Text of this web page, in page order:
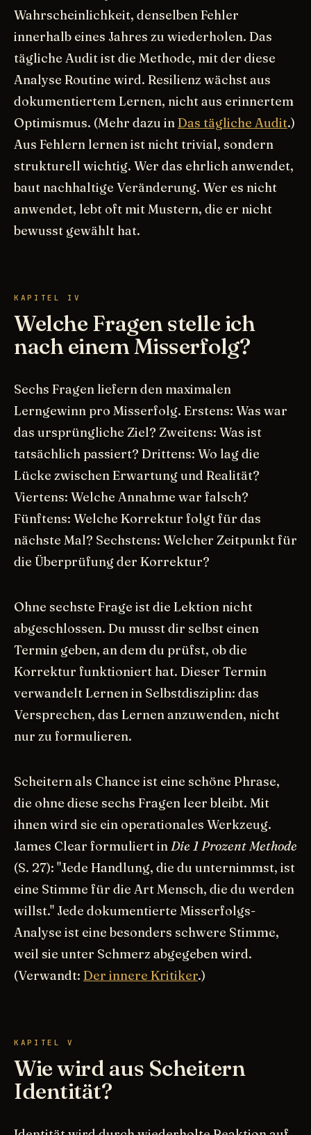
Wahrscheinlichkeit, denselben Fehler
innerhalb eines Jahres zu wiederholen. Das
tägliche Audit ist die Methode, mit der diese
Analyse Routine wird. Resilienz wächst aus
dokumentiertem Lernen, nicht aus erinnertem
Optimismus. (Mehr dazu inDas tägliche Audit.)
Aus Fehlern lernen ist nicht trivial, sondern
strukturell wichtig. Wer das ehrlich anwendet,
baut nachhaltige Veränderung. Wer es nicht
anwendet, lebt oft mit Mustern, die er nicht
bewusst gewählt hat.
KAPITEL IV
Welche Fragen stelle ich
nach einem Misserfolg?
Sechs Fragen liefern den maximalen
Lerngewinn pro Misserfolg. Erstens: Was war
das ursprüngliche Ziel? Zweitens: Was ist
tatsächlich passiert? Drittens: Wo lag die
Lücke zwischen Erwartung und Realität?
Viertens: Welche Annahme war falsch?
Fünftens: Welche Korrektur folgt für das
nächste Mal? Sechstens: Welcher Zeitpunkt für
die Überprüfung der Korrektur?
Ohne sechste Frage ist die Lektion nicht
abgeschlossen. Du musst dir selbst einen
Termin geben, an dem du prüfst, ob die
Korrektur funktioniert hat. Dieser Termin
verwandelt Lernen in Selbstdisziplin: das
Versprechen, das Lernen anzuwenden, nicht
nur zu formulieren.
Scheitern als Chance ist eine schöne Phrase,
die ohne diese sechs Fragen leer bleibt. Mit
ihnen wird sie ein operationales Werkzeug.
James Clear formuliert inDie 1 Prozent Methode
(S. 27): "Jede Handlung, die du unternimmst, ist
eine Stimme für die Art Mensch, die du werden
willst." Jede dokumentierte Misserfolgs-
Analyse ist eine besonders schwere Stimme,
weil sie unter Schmerz abgegeben wird.
(Verwandt: Der innere Kritiker.)
KAPITEL V
Wie wird aus Scheitern
Identität?